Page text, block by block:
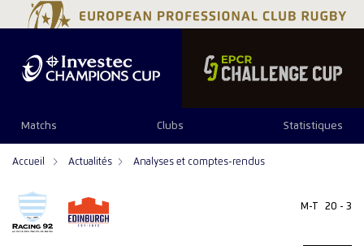
Matchs Clubs Statistiques
Accueil Actualités Analyses et comptes-rendus
M-T 20 - 3
56 3